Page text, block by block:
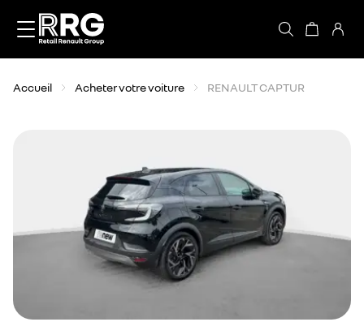
Accueil Acheter votre voiture RENAULT CAPTUR